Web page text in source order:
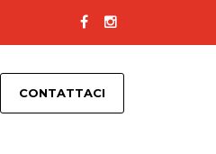
CONTATTACI